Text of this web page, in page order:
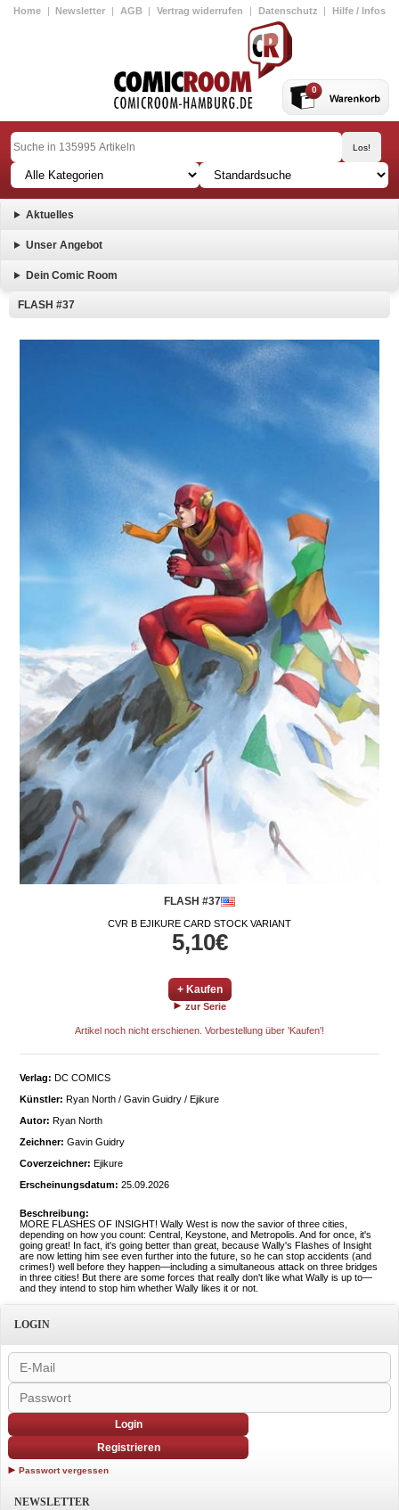
Home | Newsletter | AGB | Vertrag widerrufen | Datenschutz | Hilfe / Infos
0
Aktuelles
Unser Angebot
Dein Comic Room
FLASH #37
FLASH #37
CVR B EJIKURE CARD STOCK VARIANT
5,10€
+ Kaufen
zur Serie
Artikel noch nicht erschienen. Vorbestellung über 'Kaufen'!
Verlag: DC COMICS
Künstler: Ryan North / Gavin Guidry / Ejikure
Autor: Ryan North
Zeichner: Gavin Guidry
Coverzeichner: Ejikure
Erscheinungsdatum: 25.09.2026
Beschreibung:
MORE FLASHES OF INSIGHT! Wally West is now the savior of three cities,
depending on how you count: Central, Keystone, and Metropolis. And for once, it's
going great! In fact, it's going better than great, because Wally's Flashes of Insight
are now letting him see even further into the future, so he can stop accidents (and
crimes!) well before they happen—including a simultaneous attack on three bridges
in three cities! But there are some forces that really don't like what Wally is up to—
and they intend to stop him whether Wally likes it or not.
LOGIN
Login
Registrieren
Passwort vergessen
NEWSLETTER